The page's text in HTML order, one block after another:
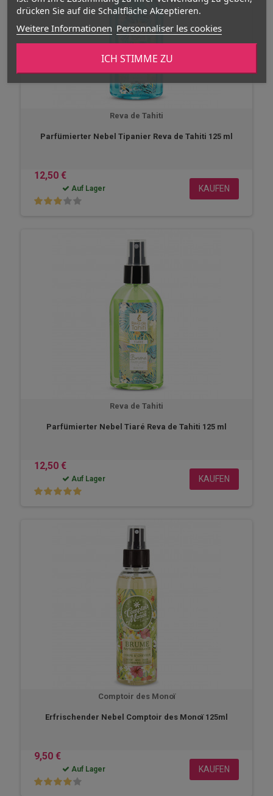
drücken Sie auf die Schaltfläche Akzeptieren.
Weitere Informationen Personnaliser les cookies
ICH STIMME ZU
Reva de Tahiti
Parfümierter Nebel Tipanier Reva de Tahiti 125 ml
12,50 €
Auf Lager KAUFEN
Reva de Tahiti
Parfümierter Nebel Tiaré Reva de Tahiti 125 ml
12,50 €
Auf Lager KAUFEN
Comptoir des Monoï
Erfrischender Nebel Comptoir des Monoï 125ml
9,50 €
Auf Lager KAUFEN